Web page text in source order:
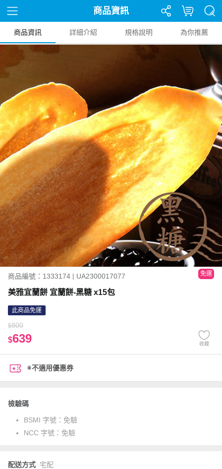
商品資訊
商品資訊 詳細介紹 規格說明 為你推薦
商品編號：1333174 | UA2300017077 免運
美雅宜蘭餅 宜蘭餅-黑糖 x15包
此商品免運
$800
$639 收藏
※不適用優惠券
檢驗碼
BSMI 字號： 免驗
NCC 字號： 免驗
配送方式 宅配